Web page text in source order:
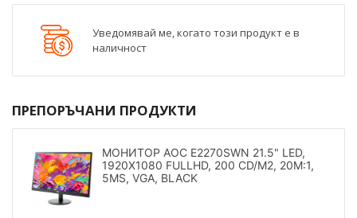
Уведомявай ме, когато този продукт е в
наличност
ПРЕПОРЪЧАНИ ПРОДУКТИ
МОНИТОР AOC E2270SWN 21.5" LED,
1920X1080 FULLHD, 200 CD/M2, 20M:1,
5MS, VGA, BLACK